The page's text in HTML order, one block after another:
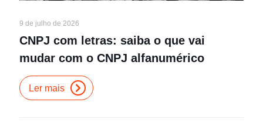
9 de julho de 2026
CNPJ com letras: saiba o que vai
mudar com o CNPJ alfanumérico
Ler mais